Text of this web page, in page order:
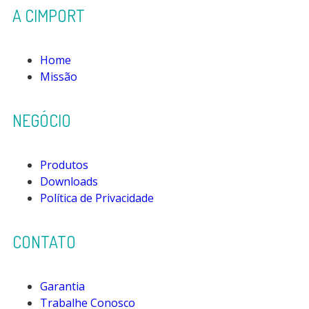
A CIMPORT
Home
Missão
NEGÓCIO
Produtos
Downloads
Política de Privacidade
CONTATO
Garantia
Trabalhe Conosco